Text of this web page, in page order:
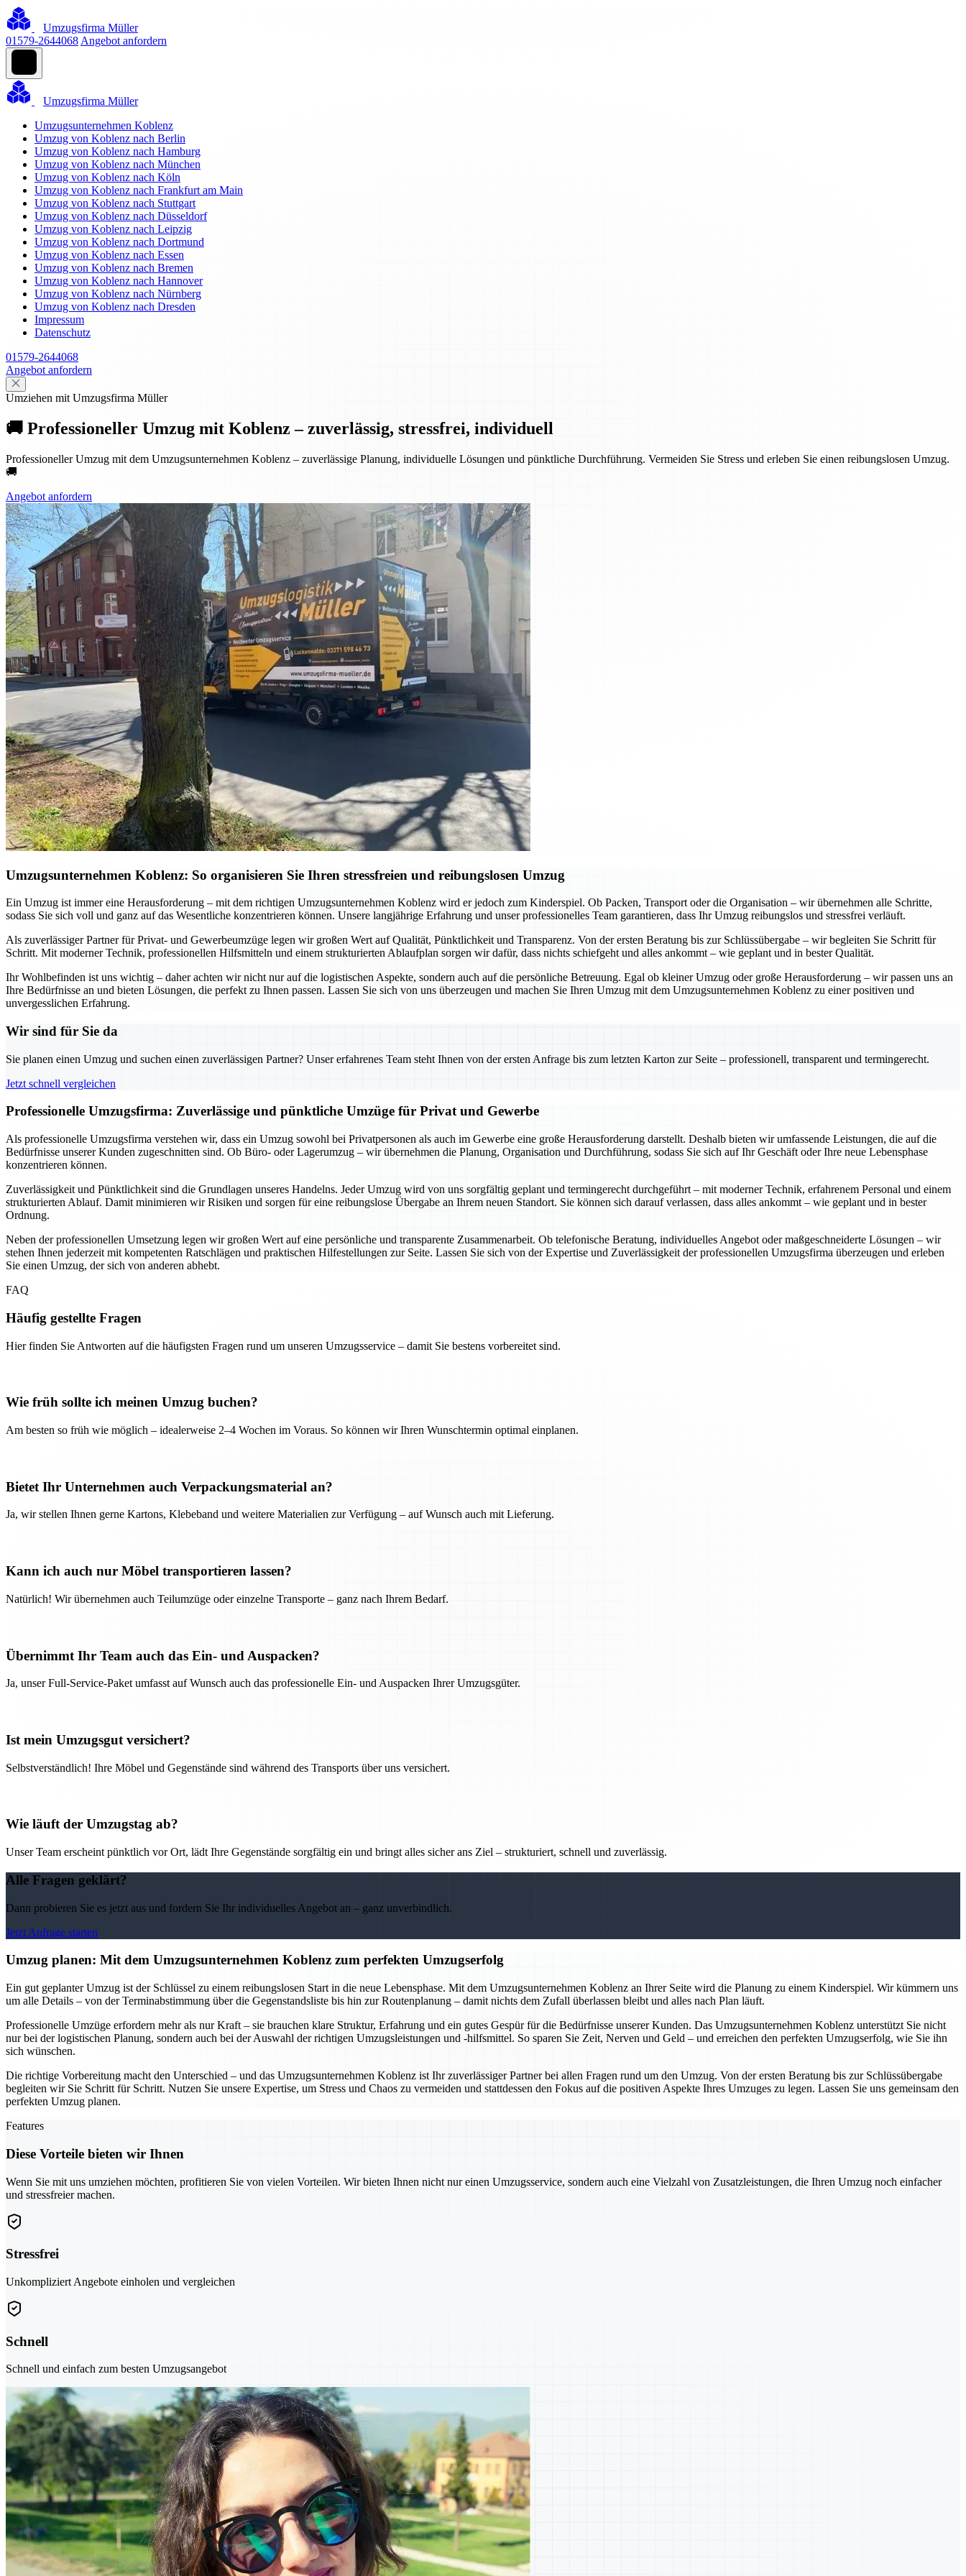
Umzugsfirma Müller
01579-2644068 Angebot anfordern
Umzugsfirma Müller
Umzugsunternehmen Koblenz
Umzug von Koblenz nach Berlin
Umzug von Koblenz nach Hamburg
Umzug von Koblenz nach München
Umzug von Koblenz nach Köln
Umzug von Koblenz nach Frankfurt am Main
Umzug von Koblenz nach Stuttgart
Umzug von Koblenz nach Düsseldorf
Umzug von Koblenz nach Leipzig
Umzug von Koblenz nach Dortmund
Umzug von Koblenz nach Essen
Umzug von Koblenz nach Bremen
Umzug von Koblenz nach Hannover
Umzug von Koblenz nach Nürnberg
Umzug von Koblenz nach Dresden
Impressum
Datenschutz
01579-2644068
Angebot anfordern
Umziehen mit Umzugsfirma Müller
🚚 Professioneller Umzug mit Koblenz – zuverlässig, stressfrei, individuell
Professioneller Umzug mit dem Umzugsunternehmen Koblenz – zuverlässige Planung, individuelle Lösungen und pünktliche Durchführung. Vermeiden Sie Stress und erleben Sie einen reibungslosen Umzug.
🚚
Angebot anfordern
Umzugsunternehmen Koblenz: So organisieren Sie Ihren stressfreien und reibungslosen Umzug
Ein Umzug ist immer eine Herausforderung – mit dem richtigen Umzugsunternehmen Koblenz wird er jedoch zum Kinderspiel. Ob Packen, Transport oder die Organisation – wir übernehmen alle Schritte,
sodass Sie sich voll und ganz auf das Wesentliche konzentrieren können. Unsere langjährige Erfahrung und unser professionelles Team garantieren, dass Ihr Umzug reibungslos und stressfrei verläuft.
Als zuverlässiger Partner für Privat- und Gewerbeumzüge legen wir großen Wert auf Qualität, Pünktlichkeit und Transparenz. Von der ersten Beratung bis zur Schlüssübergabe – wir begleiten Sie Schritt für
Schritt. Mit moderner Technik, professionellen Hilfsmitteln und einem strukturierten Ablaufplan sorgen wir dafür, dass nichts schiefgeht und alles ankommt – wie geplant und in bester Qualität.
Ihr Wohlbefinden ist uns wichtig – daher achten wir nicht nur auf die logistischen Aspekte, sondern auch auf die persönliche Betreuung. Egal ob kleiner Umzug oder große Herausforderung – wir passen uns an
Ihre Bedürfnisse an und bieten Lösungen, die perfekt zu Ihnen passen. Lassen Sie sich von uns überzeugen und machen Sie Ihren Umzug mit dem Umzugsunternehmen Koblenz zu einer positiven und
unvergesslichen Erfahrung.
Wir sind für Sie da
Sie planen einen Umzug und suchen einen zuverlässigen Partner? Unser erfahrenes Team steht Ihnen von der ersten Anfrage bis zum letzten Karton zur Seite – professionell, transparent und termingerecht.
Jetzt schnell vergleichen
Professionelle Umzugsfirma: Zuverlässige und pünktliche Umzüge für Privat und Gewerbe
Als professionelle Umzugsfirma verstehen wir, dass ein Umzug sowohl bei Privatpersonen als auch im Gewerbe eine große Herausforderung darstellt. Deshalb bieten wir umfassende Leistungen, die auf die
Bedürfnisse unserer Kunden zugeschnitten sind. Ob Büro- oder Lagerumzug – wir übernehmen die Planung, Organisation und Durchführung, sodass Sie sich auf Ihr Geschäft oder Ihre neue Lebensphase
konzentrieren können.
Zuverlässigkeit und Pünktlichkeit sind die Grundlagen unseres Handelns. Jeder Umzug wird von uns sorgfältig geplant und termingerecht durchgeführt – mit moderner Technik, erfahrenem Personal und einem
strukturierten Ablauf. Damit minimieren wir Risiken und sorgen für eine reibungslose Übergabe an Ihrem neuen Standort. Sie können sich darauf verlassen, dass alles ankommt – wie geplant und in bester
Ordnung.
Neben der professionellen Umsetzung legen wir großen Wert auf eine persönliche und transparente Zusammenarbeit. Ob telefonische Beratung, individuelles Angebot oder maßgeschneiderte Lösungen – wir
stehen Ihnen jederzeit mit kompetenten Ratschlägen und praktischen Hilfestellungen zur Seite. Lassen Sie sich von der Expertise und Zuverlässigkeit der professionellen Umzugsfirma überzeugen und erleben
Sie einen Umzug, der sich von anderen abhebt.
FAQ
Häufig gestellte Fragen
Hier finden Sie Antworten auf die häufigsten Fragen rund um unseren Umzugsservice – damit Sie bestens vorbereitet sind.
Wie früh sollte ich meinen Umzug buchen?
Am besten so früh wie möglich – idealerweise 2–4 Wochen im Voraus. So können wir Ihren Wunschtermin optimal einplanen.
Bietet Ihr Unternehmen auch Verpackungsmaterial an?
Ja, wir stellen Ihnen gerne Kartons, Klebeband und weitere Materialien zur Verfügung – auf Wunsch auch mit Lieferung.
Kann ich auch nur Möbel transportieren lassen?
Natürlich! Wir übernehmen auch Teilumzüge oder einzelne Transporte – ganz nach Ihrem Bedarf.
Übernimmt Ihr Team auch das Ein- und Auspacken?
Ja, unser Full-Service-Paket umfasst auf Wunsch auch das professionelle Ein- und Auspacken Ihrer Umzugsgüter.
Ist mein Umzugsgut versichert?
Selbstverständlich! Ihre Möbel und Gegenstände sind während des Transports über uns versichert.
Wie läuft der Umzugstag ab?
Unser Team erscheint pünktlich vor Ort, lädt Ihre Gegenstände sorgfältig ein und bringt alles sicher ans Ziel – strukturiert, schnell und zuverlässig.
Alle Fragen geklärt?
Dann probieren Sie es jetzt aus und fordern Sie Ihr individuelles Angebot an – ganz unverbindlich.
Jetzt Anfrage starten
Umzug planen: Mit dem Umzugsunternehmen Koblenz zum perfekten Umzugserfolg
Ein gut geplanter Umzug ist der Schlüssel zu einem reibungslosen Start in die neue Lebensphase. Mit dem Umzugsunternehmen Koblenz an Ihrer Seite wird die Planung zu einem Kinderspiel. Wir kümmern uns
um alle Details – von der Terminabstimmung über die Gegenstandsliste bis hin zur Routenplanung – damit nichts dem Zufall überlassen bleibt und alles nach Plan läuft.
Professionelle Umzüge erfordern mehr als nur Kraft – sie brauchen klare Struktur, Erfahrung und ein gutes Gespür für die Bedürfnisse unserer Kunden. Das Umzugsunternehmen Koblenz unterstützt Sie nicht
nur bei der logistischen Planung, sondern auch bei der Auswahl der richtigen Umzugsleistungen und -hilfsmittel. So sparen Sie Zeit, Nerven und Geld – und erreichen den perfekten Umzugserfolg, wie Sie ihn
sich wünschen.
Die richtige Vorbereitung macht den Unterschied – und das Umzugsunternehmen Koblenz ist Ihr zuverlässiger Partner bei allen Fragen rund um den Umzug. Von der ersten Beratung bis zur Schlüssübergabe
begleiten wir Sie Schritt für Schritt. Nutzen Sie unsere Expertise, um Stress und Chaos zu vermeiden und stattdessen den Fokus auf die positiven Aspekte Ihres Umzuges zu legen. Lassen Sie uns gemeinsam den
perfekten Umzug planen.
Features
Diese Vorteile bieten wir Ihnen
Wenn Sie mit uns umziehen möchten, profitieren Sie von vielen Vorteilen. Wir bieten Ihnen nicht nur einen Umzugsservice, sondern auch eine Vielzahl von Zusatzleistungen, die Ihren Umzug noch einfacher
und stressfreier machen.
Stressfrei
Unkompliziert Angebote einholen und vergleichen
Schnell
Schnell und einfach zum besten Umzugsangebot